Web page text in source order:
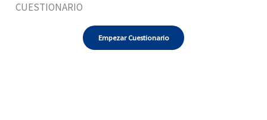
CUESTIONARIO